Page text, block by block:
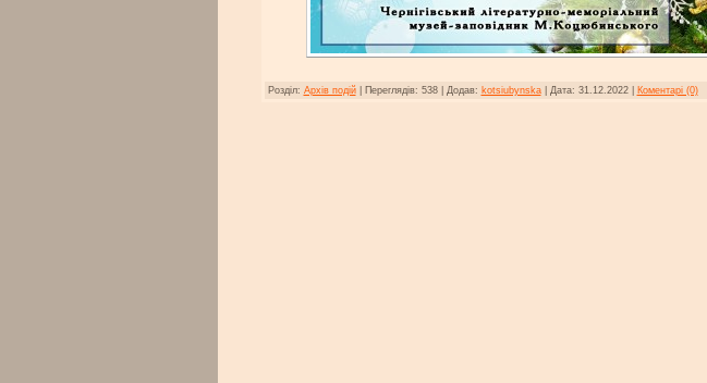
Розділ: Архів подій| Переглядів: 538| Додав: kotsiubynska| Дата: 31.12.2022 Коментарі (0)